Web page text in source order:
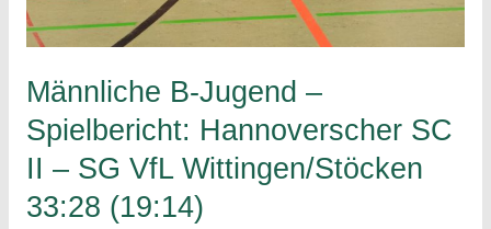
Männliche B-Jugend –
Spielbericht: Hannoverscher SC
II – SG VfL Wittingen/Stöcken
33:28 (19:14)